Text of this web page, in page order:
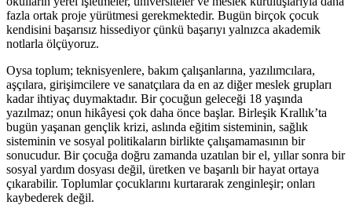
fazla ortak proje yürütmesi gerekmektedir. Bugün birçok çocuk
kendisini başarısız hissediyor çünkü başarıyı yalnızca akademik
notlarla ölçüyoruz.
Oysa toplum; teknisyenlere, bakım çalışanlarına, yazılımcılara,
aşçılara, girişimcilere ve sanatçılara da en az diğer meslek grupları
kadar ihtiyaç duymaktadır. Bir çocuğun geleceği 18 yaşında
yazılmaz; onun hikâyesi çok daha önce başlar. Birleşik Krallık’ta
bugün yaşanan gençlik krizi, aslında eğitim sisteminin, sağlık
sisteminin ve sosyal politikaların birlikte çalışamamasının bir
sonucudur. Bir çocuğa doğru zamanda uzatılan bir el, yıllar sonra bir
sosyal yardım dosyası değil, üretken ve başarılı bir hayat ortaya
çıkarabilir. Toplumlar çocuklarını kurtararak zenginleşir; onları
kaybederek değil.